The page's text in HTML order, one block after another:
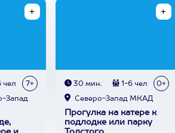
чел 7+
Запад
30 мин. 1-6 чел 0+
Северо-Запад МКАД
Прогулка на катере к
подлодке или парку